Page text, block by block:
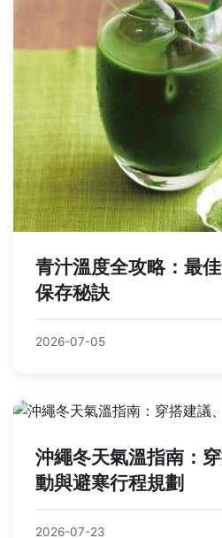
青汁溫度全攻略：最
保存秘訣
2026-07-05
沖繩冬天氣溫指南：
動與避寒行程規劃
2026-07-23